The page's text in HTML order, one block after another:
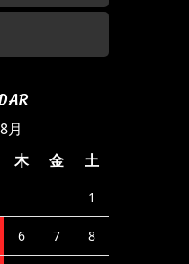
月
木 金 土
1
6 7 8